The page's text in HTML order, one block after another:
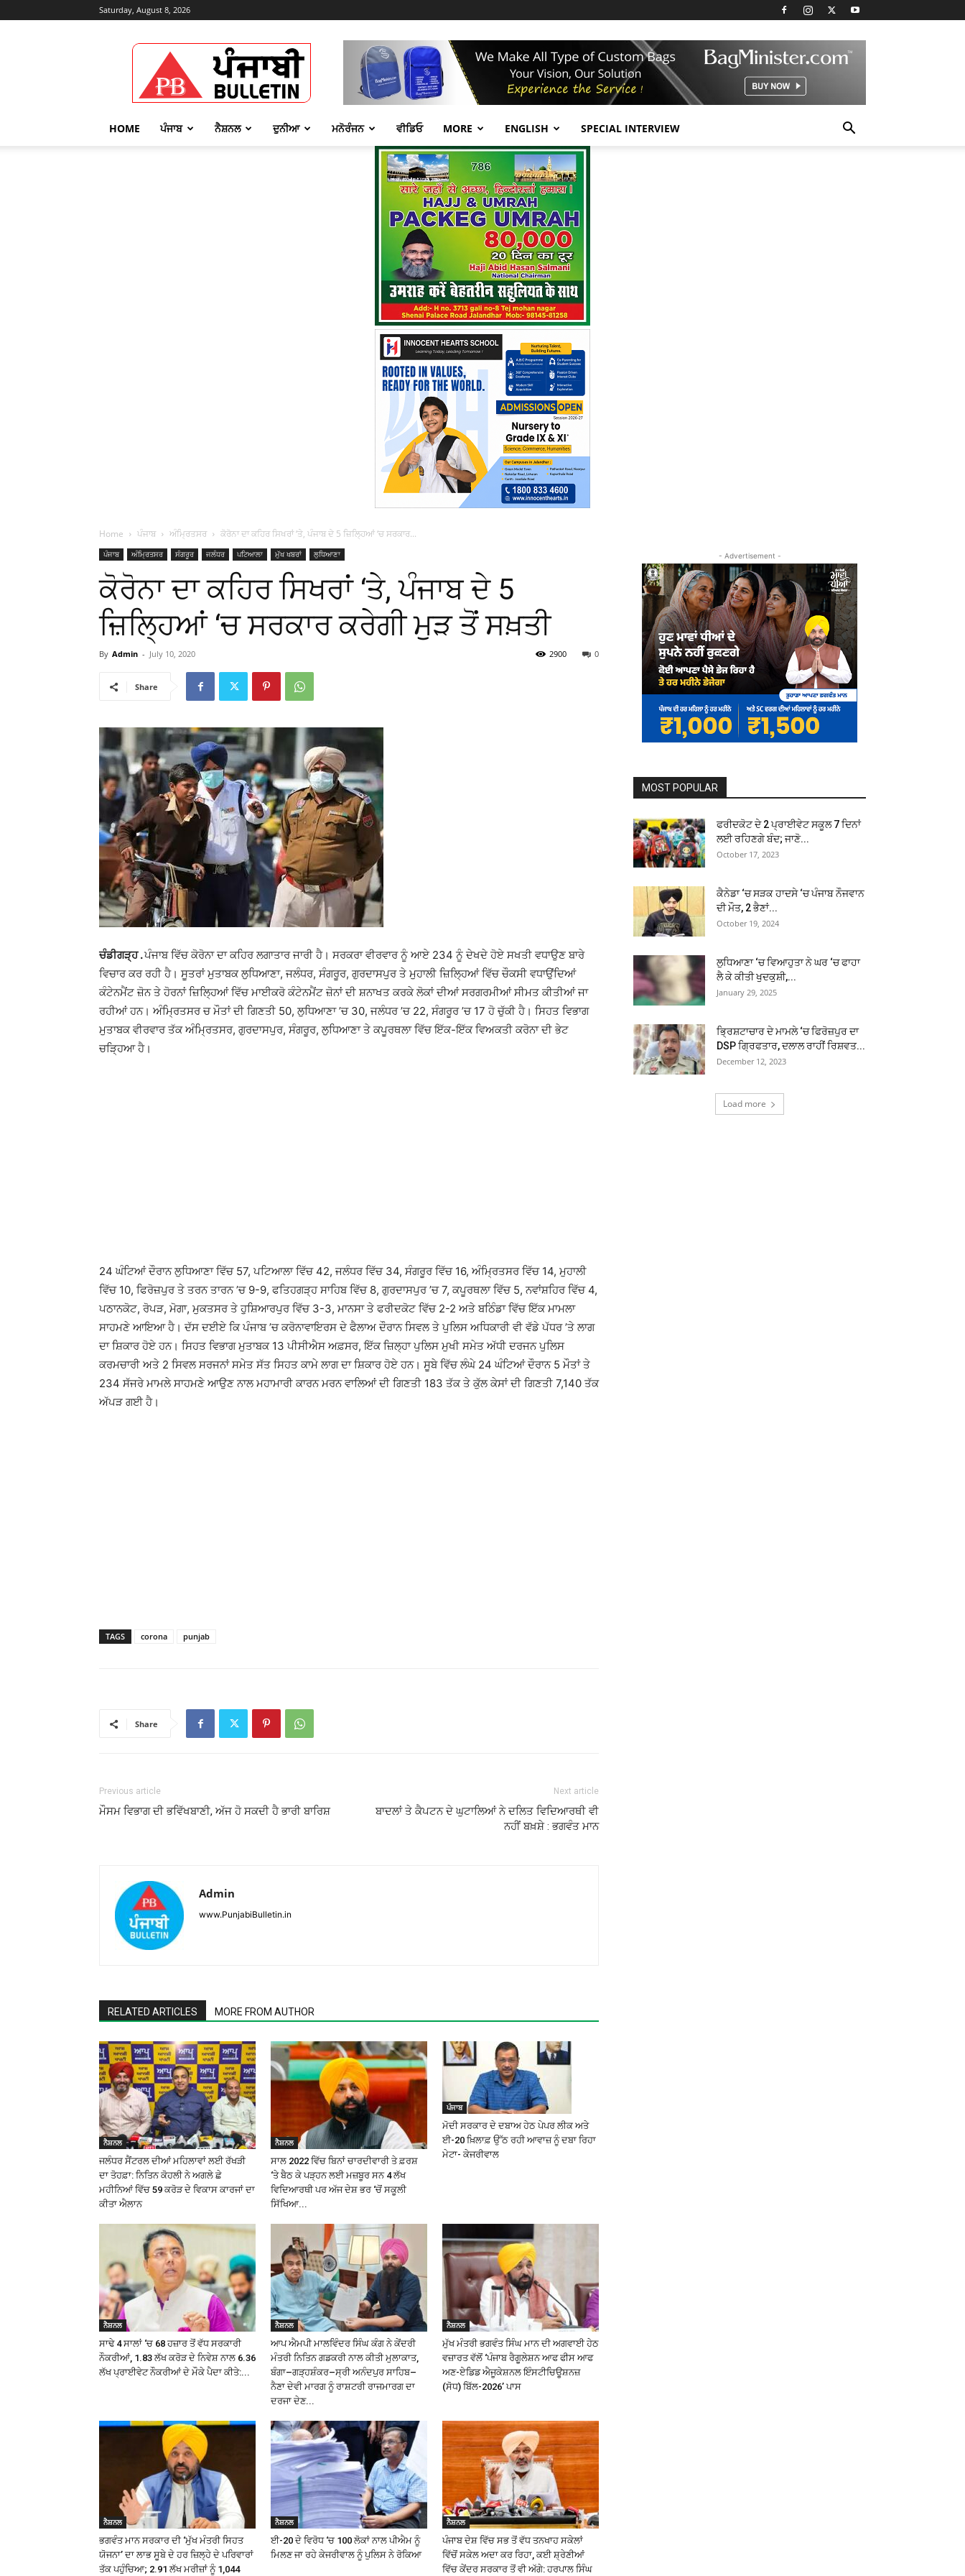
Saturday, August 8, 2026
Punjabi
Bulletin
HOME ਪੰਜਾਬ ਨੈਸ਼ਨਲ ਦੁਨੀਆ ਮਨੋਰੰਜਨ ਵੀਡਿਓ MORE ENGLISH SPECIAL INTERVIEW
Home ਪੰਜਾਬ ਅੰਮ੍ਰਿਤਸਰ ਕੋਰੋਨਾ ਦਾ ਕਹਿਰ ਸਿਖਰਾਂ ‘ਤੇ, ਪੰਜਾਬ ਦੇ 5 ਜ਼ਿਲ੍ਹਿਆਂ ‘ਚ ਸਰਕਾਰ...
ਪੰਜਾਬ ਅੰਮ੍ਰਿਤਸਰ ਸੰਗਰੂਰ ਜਲੰਧਰ ਪਟਿਆਲਾ ਮੁੱਖ ਖਬਰਾਂ ਲੁਧਿਆਣਾ
ਕੋਰੋਨਾ ਦਾ ਕਹਿਰ ਸਿਖਰਾਂ ‘ਤੇ, ਪੰਜਾਬ ਦੇ 5
ਜ਼ਿਲ੍ਹਿਆਂ ‘ਚ ਸਰਕਾਰ ਕਰੇਗੀ ਮੁੜ ਤੋਂ ਸਖ਼ਤੀ
By Admin - July 10, 2020 0
2900
Share
ਚੰਡੀਗੜ੍ਹ .ਪੰਜਾਬ ਵਿੱਚ ਕੋਰੋਨਾ ਦਾ ਕਹਿਰ ਲਗਾਤਾਰ ਜਾਰੀ ਹੈ। ਸਰਕਰਾ ਵੀਰਵਾਰ ਨੂੰ ਆਏ 234 ਨੂੰ ਦੇਖਦੇ ਹੋਏ ਸਖਤੀ ਵਧਾਉਣ ਬਾਰੇ
ਵਿਚਾਰ ਕਰ ਰਹੀ ਹੈ। ਸੂਤਰਾਂ ਮੁਤਾਬਕ ਲੁਧਿਆਣਾ, ਜਲੰਧਰ, ਸੰਗਰੂਰ, ਗੁਰਦਾਸਪੁਰ ਤੇ ਮੁਹਾਲੀ ਜ਼ਿਲ੍ਹਿਆਂ ਵਿੱਚ ਚੌਕਸੀ ਵਧਾਉਂਦਿਆਂ
ਕੰਟੇਨਮੈਂਟ ਜ਼ੋਨ ਤੇ ਹੋਰਨਾਂ ਜ਼ਿਲ੍ਹਿਆਂ ਵਿੱਚ ਮਾਈਕਰੋ ਕੰਟੇਨਮੈਂਟ ਜ਼ੋਨਾਂ ਦੀ ਸ਼ਨਾਖਤ ਕਰਕੇ ਲੋਕਾਂ ਦੀਆਂ ਸਰਗਰਮੀਆਂ ਸੀਮਤ ਕੀਤੀਆਂ ਜਾ
ਰਹੀਆਂ ਹਨ। ਅੰਮ੍ਰਿਤਸਰ ਚ ਮੌਤਾਂ ਦੀ ਗਿਣਤੀ 50, ਲੁਧਿਆਣਾ ’ਚ 30, ਜਲੰਧਰ ’ਚ 22, ਸੰਗਰੂਰ ’ਚ 17 ਹੋ ਚੁੱਕੀ ਹੈ। ਸਿਹਤ ਵਿਭਾਗ
ਮੁਤਾਬਕ ਵੀਰਵਾਰ ਤੱਕ ਅੰਮ੍ਰਿਤਸਰ, ਗੁਰਦਾਸਪੁਰ, ਸੰਗਰੂਰ, ਲੁਧਿਆਣਾ ਤੇ ਕਪੂਰਥਲਾ ਵਿੱਚ ਇੱਕ-ਇੱਕ ਵਿਅਕਤੀ ਕਰੋਨਾ ਦੀ ਭੇਟ
ਚੜ੍ਹਿਆ ਹੈ।
24 ਘੰਟਿਆਂ ਦੌਰਾਨ ਲੁਧਿਆਣਾ ਵਿੱਚ 57, ਪਟਿਆਲਾ ਵਿੱਚ 42, ਜਲੰਧਰ ਵਿੱਚ 34, ਸੰਗਰੂਰ ਵਿੱਚ 16, ਅੰਮ੍ਰਿਤਸਰ ਵਿੱਚ 14, ਮੁਹਾਲੀ
ਵਿੱਚ 10, ਫਿਰੋਜ਼ਪੁਰ ਤੇ ਤਰਨ ਤਾਰਨ ’ਚ 9-9, ਫਤਿਹਗੜ੍ਹ ਸਾਹਿਬ ਵਿੱਚ 8, ਗੁਰਦਾਸਪੁਰ ’ਚ 7, ਕਪੂਰਥਲਾ ਵਿੱਚ 5, ਨਵਾਂਸ਼ਹਿਰ ਵਿੱਚ 4,
ਪਠਾਨਕੋਟ, ਰੋਪੜ, ਮੋਗਾ, ਮੁਕਤਸਰ ਤੇ ਹੁਸ਼ਿਆਰਪੁਰ ਵਿੱਚ 3-3, ਮਾਨਸਾ ਤੇ ਫਰੀਦਕੋਟ ਵਿੱਚ 2-2 ਅਤੇ ਬਠਿੰਡਾ ਵਿੱਚ ਇੱਕ ਮਾਮਲਾ
ਸਾਹਮਣੇ ਆਇਆ ਹੈ। ਦੱਸ ਦਈਏ ਕਿ ਪੰਜਾਬ ’ਚ ਕਰੋਨਾਵਾਇਰਸ ਦੇ ਫੈਲਾਅ ਦੌਰਾਨ ਸਿਵਲ ਤੇ ਪੁਲਿਸ ਅਧਿਕਾਰੀ ਵੀ ਵੱਡੇ ਪੱਧਰ ’ਤੇ ਲਾਗ
ਦਾ ਸ਼ਿਕਾਰ ਹੋਏ ਹਨ। ਸਿਹਤ ਵਿਭਾਗ ਮੁਤਾਬਕ 13 ਪੀਸੀਐਸ ਅਫ਼ਸਰ, ਇੱਕ ਜ਼ਿਲ੍ਹਾ ਪੁਲਿਸ ਮੁਖੀ ਸਮੇਤ ਅੱਧੀ ਦਰਜਨ ਪੁਲਿਸ
ਕਰਮਚਾਰੀ ਅਤੇ 2 ਸਿਵਲ ਸਰਜਨਾਂ ਸਮੇਤ ਸੱਤ ਸਿਹਤ ਕਾਮੇ ਲਾਗ ਦਾ ਸ਼ਿਕਾਰ ਹੋਏ ਹਨ। ਸੂਬੇ ਵਿੱਚ ਲੰਘੇ 24 ਘੰਟਿਆਂ ਦੌਰਾਨ 5 ਮੌਤਾਂ ਤੇ
234 ਸੱਜਰੇ ਮਾਮਲੇ ਸਾਹਮਣੇ ਆਉਣ ਨਾਲ ਮਹਾਮਾਰੀ ਕਾਰਨ ਮਰਨ ਵਾਲਿਆਂ ਦੀ ਗਿਣਤੀ 183 ਤੱਕ ਤੇ ਕੁੱਲ ਕੇਸਾਂ ਦੀ ਗਿਣਤੀ 7,140 ਤੱਕ
ਅੱਪੜ ਗਈ ਹੈ।
TAGS corona punjab
Share
Previous article
ਮੌਸਮ ਵਿਭਾਗ ਦੀ ਭਵਿੱਖਬਾਣੀ, ਅੱਜ ਹੋ ਸਕਦੀ ਹੈ ਭਾਰੀ ਬਾਰਿਸ਼
Next article
ਬਾਦਲਾਂ ਤੇ ਕੈਪਟਨ ਦੇ ਘੁਟਾਲਿਆਂ ਨੇ ਦਲਿਤ ਵਿਦਿਆਰਥੀ ਵੀ
ਨਹੀਂ ਬਖ਼ਸ਼ੇ : ਭਗਵੰਤ ਮਾਨ
Admin
www.PunjabiBulletin.in
RELATED ARTICLES MORE FROM AUTHOR
ਨੈਸ਼ਨਲ
ਜਲੰਧਰ ਸੈਂਟਰਲ ਦੀਆਂ ਮਹਿਲਾਵਾਂ ਲਈ ਰੱਖੜੀ
ਦਾ ਤੋਹਫ਼ਾ: ਨਿਤਿਨ ਕੋਹਲੀ ਨੇ ਅਗਲੇ ਛੇ
ਮਹੀਨਿਆਂ ਵਿੱਚ ₹59 ਕਰੋੜ ਦੇ ਵਿਕਾਸ ਕਾਰਜਾਂ ਦਾ
ਕੀਤਾ ਐਲਾਨ
ਨੈਸ਼ਨਲ
ਸਾਲ 2022 ਵਿੱਚ ਬਿਨਾਂ ਚਾਰਦੀਵਾਰੀ ਤੇ ਫ਼ਰਸ਼
‘ਤੇ ਬੈਠ ਕੇ ਪੜ੍ਹਨ ਲਈ ਮਜ਼ਬੂਰ ਸਨ 4 ਲੱਖ
ਵਿਦਿਆਰਥੀ ਪਰ ਅੱਜ ਦੇਸ਼ ਭਰ ‘ਚੋਂ ਸਕੂਲੀ
ਸਿੱਖਿਆ...
ਪੰਜਾਬ
ਮੋਦੀ ਸਰਕਾਰ ਦੇ ਦਬਾਅ ਹੇਠ ਪੇਪਰ ਲੀਕ ਅਤੇ
ਈ-20 ਖ਼ਿਲਾਫ਼ ਉੱਠ ਰਹੀ ਆਵਾਜ਼ ਨੂੰ ਦਬਾ ਰਿਹਾ
ਮੇਟਾ- ਕੇਜਰੀਵਾਲ
ਨੈਸ਼ਨਲ
ਸਾਢੇ 4 ਸਾਲਾਂ ‘ਚ 68 ਹਜ਼ਾਰ ਤੋਂ ਵੱਧ ਸਰਕਾਰੀ
ਨੌਕਰੀਆਂ, 1.83 ਲੱਖ ਕਰੋੜ ਦੇ ਨਿਵੇਸ਼ ਨਾਲ 6.36
ਲੱਖ ਪ੍ਰਾਈਵੇਟ ਨੌਕਰੀਆਂ ਦੇ ਮੌਕੇ ਪੈਦਾ ਕੀਤੇ:...
ਨੈਸ਼ਨਲ
ਆਪ ਐਮਪੀ ਮਾਲਵਿੰਦਰ ਸਿੰਘ ਕੰਗ ਨੇ ਕੇਂਦਰੀ
ਮੰਤਰੀ ਨਿਤਿਨ ਗਡਕਰੀ ਨਾਲ ਕੀਤੀ ਮੁਲਾਕਾਤ,
ਬੰਗਾ–ਗੜ੍ਹਸ਼ੰਕਰ–ਸ੍ਰੀ ਅਨੰਦਪੁਰ ਸਾਹਿਬ–
ਨੈਣਾ ਦੇਵੀ ਮਾਰਗ ਨੂੰ ਰਾਸ਼ਟਰੀ ਰਾਜਮਾਰਗ ਦਾ
ਦਰਜਾ ਦੇਣ...
ਨੈਸ਼ਨਲ
ਮੁੱਖ ਮੰਤਰੀ ਭਗਵੰਤ ਸਿੰਘ ਮਾਨ ਦੀ ਅਗਵਾਈ ਹੇਠ
ਵਜ਼ਾਰਤ ਵੱਲੋਂ ‘ਪੰਜਾਬ ਰੈਗੂਲੇਸ਼ਨ ਆਫ ਫੀਸ ਆਫ
ਅਣ-ਏਡਿਡ ਐਜੂਕੇਸ਼ਨਲ ਇੰਸਟੀਚਿਊਸ਼ਨਜ਼
(ਸੋਧ) ਬਿੱਲ-2026’ ਪਾਸ
ਨੈਸ਼ਨਲ
ਭਗਵੰਤ ਮਾਨ ਸਰਕਾਰ ਦੀ ‘ਮੁੱਖ ਮੰਤਰੀ ਸਿਹਤ
ਯੋਜਨਾ’ ਦਾ ਲਾਭ ਸੂਬੇ ਦੇ ਹਰ ਜ਼ਿਲ੍ਹੇ ਦੇ ਪਰਿਵਾਰਾਂ
ਤੱਕ ਪਹੁੰਚਿਆ; 2.91 ਲੱਖ ਮਰੀਜ਼ਾਂ ਨੂੰ ₹1,044
ਨੈਸ਼ਨਲ
ਈ-20 ਦੇ ਵਿਰੋਧ ‘ਚ 100 ਲੋਕਾਂ ਨਾਲ ਪੀਐਮ ਨੂੰ
ਮਿਲਣ ਜਾ ਰਹੇ ਕੇਜਰੀਵਾਲ ਨੂੰ ਪੁਲਿਸ ਨੇ ਰੋਕਿਆ
ਨੈਸ਼ਨਲ
ਪੰਜਾਬ ਦੇਸ਼ ਵਿੱਚ ਸਭ ਤੋਂ ਵੱਧ ਤਨਖਾਹ ਸਕੇਲਾਂ
ਵਿੱਚੋਂ ਸਕੇਲ ਅਦਾ ਕਰ ਰਿਹਾ, ਕਈ ਸ਼੍ਰੇਣੀਆਂ
ਵਿੱਚ ਕੇਂਦਰ ਸਰਕਾਰ ਤੋਂ ਵੀ ਅੱਗੇ: ਹਰਪਾਲ ਸਿੰਘ
- Advertisement -
MOST POPULAR
ਫਰੀਦਕੋਟ ਦੇ 2 ਪ੍ਰਾਈਵੇਟ ਸਕੂਲ 7 ਦਿਨਾਂ
ਲਈ ਰਹਿਣਗੇ ਬੰਦ; ਜਾਣੋ...
October 17, 2023
ਕੈਨੇਡਾ ‘ਚ ਸੜਕ ਹਾਦਸੇ ‘ਚ ਪੰਜਾਬ ਨੌਜਵਾਨ
ਦੀ ਮੌਤ, 2 ਭੈਣਾਂ...
October 19, 2024
ਲੁਧਿਆਣਾ ‘ਚ ਵਿਆਹੁਤਾ ਨੇ ਘਰ ‘ਚ ਫਾਹਾ
ਲੈ ਕੇ ਕੀਤੀ ਖੁਦਕੁਸ਼ੀ,...
January 29, 2025
ਭ੍ਰਿਸ਼ਟਾਚਾਰ ਦੇ ਮਾਮਲੇ ‘ਚ ਫਿਰੋਜ਼ਪੁਰ ਦਾ
DSP ਗ੍ਰਿਫਤਾਰ, ਦਲਾਲ ਰਾਹੀਂ ਰਿਸ਼ਵਤ...
December 12, 2023
Load more